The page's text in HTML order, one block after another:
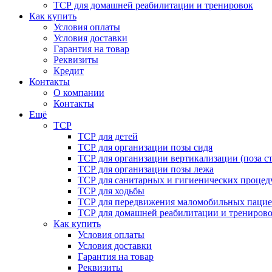
ТСР для домашней реабилитации и тренировок
Как купить
Условия оплаты
Условия доставки
Гарантия на товар
Реквизиты
Кредит
Контакты
О компании
Контакты
Ещё
ТСР
ТСР для детей
ТСР для организации позы сидя
ТСР для организации вертикализации (поза
ТСР для организации позы лежа
ТСР для санитарных и гигиенических
ТСР для ходьбы
ТСР для передвижения маломобильных
ТСР для домашней реабилитации и
Как купить
Условия оплаты
Условия доставки
Гарантия на товар
Реквизиты